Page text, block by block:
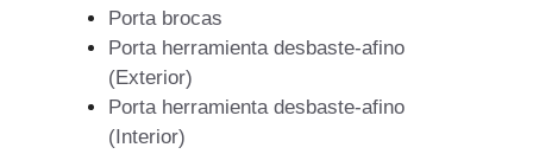
Porta brocas
Porta herramienta desbaste-afino
(Exterior)
Porta herramienta desbaste-afino
(Interior)